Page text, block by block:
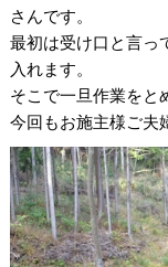
さんです。
最初は受け口と言っ
入れます。
そこで一旦作業をと
今回もお施主様ご夫